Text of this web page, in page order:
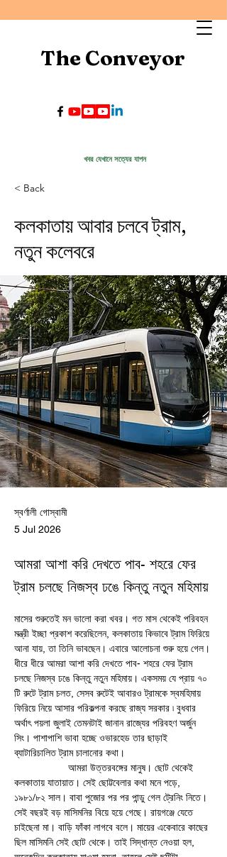
The Conveyor
খবর যেখানে সত্যের যাপন
< Back
কলকাতায় আবার চলবে ট্রাম,
নতুন কলেবরে
স্বর্ণালী গোস্বামী
5 Jul 2026
আমরা আশা করি দেখতে পাব- শহরে ফের
ট্রাম চলছে নিজস্ব ঢঙে কিন্তু নতুন মহিমায়
মাসের শুরুতেই মন ভালো করা খবর। গত মাস থেকেই পরিবহন
মন্ত্রী ইচ্ছা প্রকাশ করেছিলেন, কলকাতায় কিভাবে ট্রাম ফিরিয়ে
আনা যায়, তা তিনি ভাবছেন। এবারে আলোচনা শুরু হয়ে গেল।
ধীরে ধীরে আমরা আশা করি দেখতে পাব- শহরে ফের ট্রাম
চলছে নিজস্ব ঢঙে কিন্তু নতুন মহিমায়। একসময় যে প্রায় ৭০
টি রুটে ট্রাম চলত, সেসব রুটেই আবারও ট্রামকে স্বমহিমায়
ফিরিয়ে নিয়ে আসার পরিকল্পনা করছে রাজ্য সরকার ৷ বুধবার
অর্থাৎ পয়লা জুলাই তেমনটাই জানান রাজ্যের পরিবহণ অর্জুন
সিং। পাশাপাশি ভাবা হচ্ছে ওভারহেড তার ছাড়াই
ব্যাটারিচালিত ট্রাম চালানোর কথা।
কলকাতায় যাতায়াত। সেই ছোট্টবেলার কথা মনে পড়ে,
১৯৮১/৮২ সাল। বাবা পুজোর পর পর পান্ডু গেল ট্রেনিং নিতে।
সেই বছরই বড় মাসিমনির বিয়ে হয়ে গেছে। রায়গঞ্জে যেতে
চাইছেনা মা। বাড়ি ফাঁকা লাগবে বলে। মায়ের একেবারে কাছের
ছিল মাসিমনি সেই ছোট থেকে। তাই সিদ্ধান্ত নেওয়া হল,